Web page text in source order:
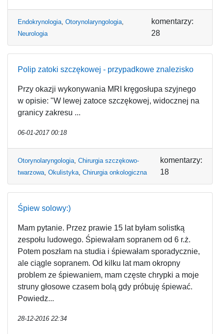
Endokrynologia, Otorynolaryngologia,
Neurologia
komentarzy:
28
Polip zatoki szczękowej - przypadkowe znalezisko
Przy okazji wykonywania MRI kręgosłupa szyjnego
w opisie: "W lewej zatoce szczękowej, widocznej na
granicy zakresu ...
06-01-2017 00:18
Otorynolaryngologia, Chirurgia szczękowo-
twarzowa, Okulistyka, Chirurgia onkologiczna
komentarzy:
18
Śpiew solowy:)
Mam pytanie. Przez prawie 15 lat byłam solistką
zespołu ludowego. Śpiewałam sopranem od 6 r.ż.
Potem poszłam na studia i śpiewałam sporadycznie,
ale ciągle sopranem. Od kilku lat mam okropny
problem ze śpiewaniem, mam częste chrypki a moje
struny głosowe czasem bolą gdy próbuję śpiewać.
Powiedz...
28-12-2016 22:34